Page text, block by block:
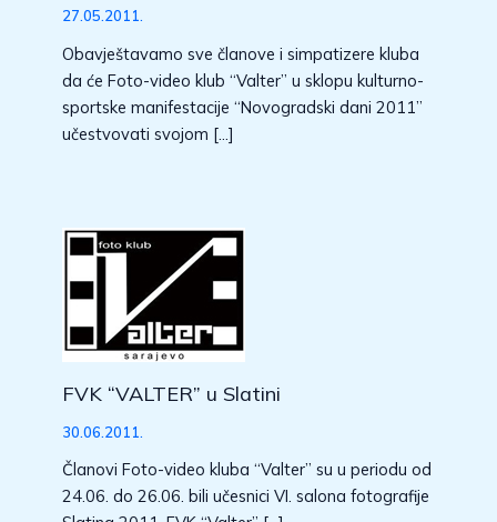
27.05.2011.
Obavještavamo sve članove i simpatizere kluba
da će Foto-video klub “Valter” u sklopu kulturno-
sportske manifestacije “Novogradski dani 2011”
učestvovati svojom […]
FVK “VALTER” u Slatini
30.06.2011.
Članovi Foto-video kluba “Valter” su u periodu od
24.06. do 26.06. bili učesnici VI. salona fotografije